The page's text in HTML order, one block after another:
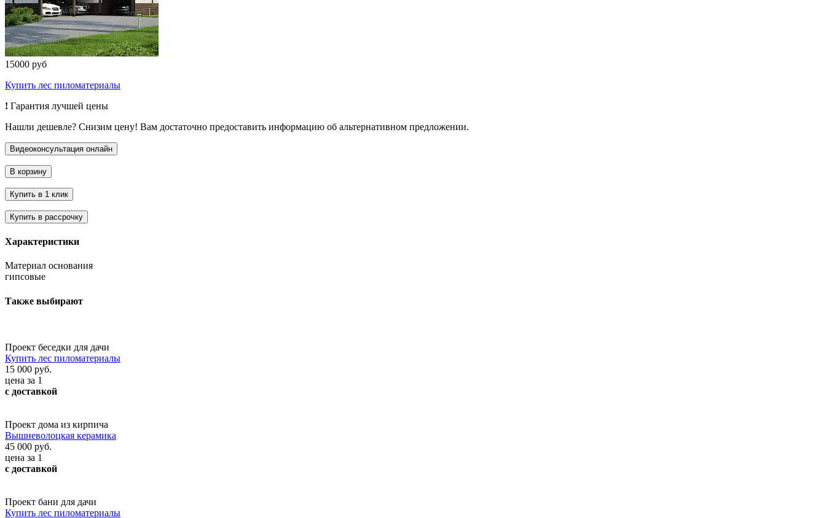
15000 руб
Купить лес пиломатериалы
! Гарантия лучшей цены
Нашли дешевле? Снизим цену! Вам достаточно предоставить информацию об альтернативном предложении.
Характеристики
Материал основания
гипсовые
Также выбирают
Проект беседки для дачи
Купить лес пиломатериалы
15 000 руб.
цена за 1
с доставкой
Проект дома из кирпича
Вышневолоцкая керамика
45 000 руб.
цена за 1
с доставкой
Проект бани для дачи
Купить лес пиломатериалы